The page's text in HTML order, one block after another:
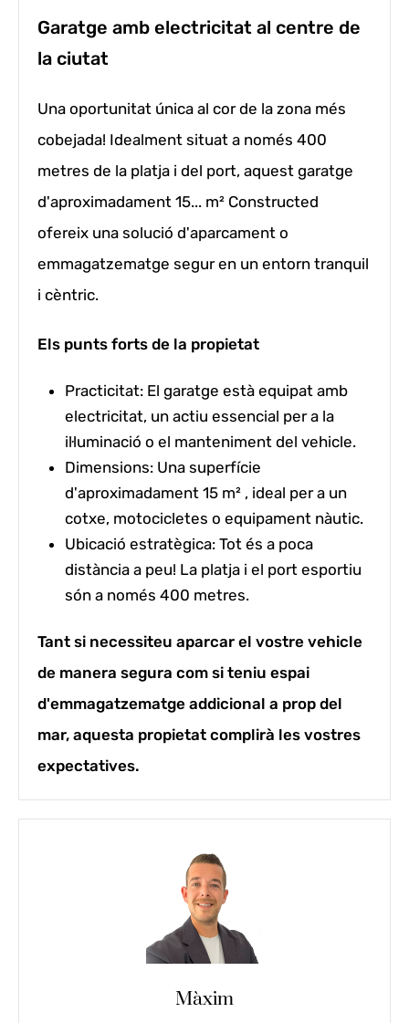
Garatge amb electricitat al centre de
la ciutat
Una oportunitat única al cor de la zona més
cobejada! Idealment situat a només 400
metres de la platja i del port, aquest garatge
d'aproximadament 15... m² Constructed
ofereix una solució d'aparcament o
emmagatzematge segur en un entorn tranquil
i cèntric.
Els punts forts de la propietat
Practicitat: El garatge està equipat amb
electricitat, un actiu essencial per a la
il·luminació o el manteniment del vehicle.
Dimensions: Una superfície
d'aproximadament 15 m² , ideal per a un
cotxe, motocicletes o equipament nàutic.
Ubicació estratègica: Tot és a poca
distància a peu! La platja i el port esportiu
són a només 400 metres.
Tant si necessiteu aparcar el vostre vehicle
de manera segura com si teniu espai
d'emmagatzematge addicional a prop del
mar, aquesta propietat complirà les vostres
expectatives.
Màxim